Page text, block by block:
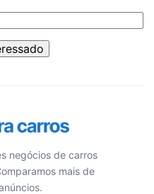
negócios de carros
mais de